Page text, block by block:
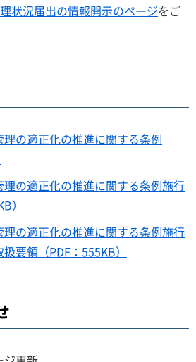
状況届出の情報開示のページをご
の適正化の推進に関する条例
の適正化の推進に関する条例施行
）
の適正化の推進に関する条例施行
要領（PDF：555KB）